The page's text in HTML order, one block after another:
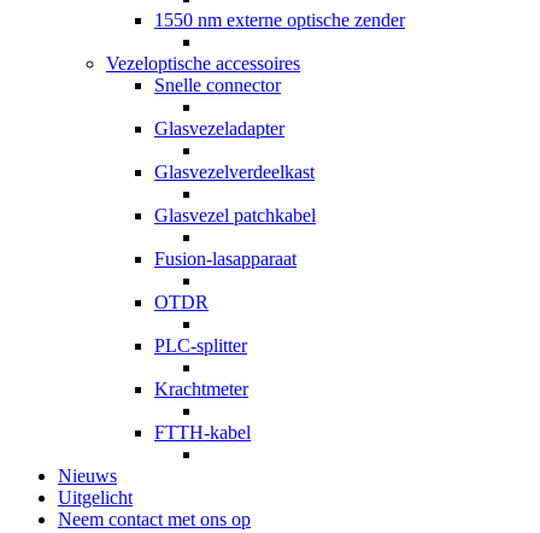
1550 nm externe optische zender
Vezeloptische accessoires
Snelle connector
Glasvezeladapter
Glasvezelverdeelkast
Glasvezel patchkabel
Fusion-lasapparaat
OTDR
PLC-splitter
Krachtmeter
FTTH-kabel
Nieuws
Uitgelicht
Neem contact met ons op